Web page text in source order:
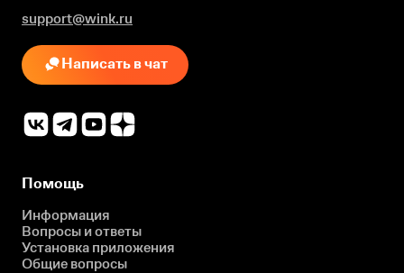
support@wink.ru
Написать в чат
Помощь
Информация
Вопросы и ответы
Установка приложения
Общие вопросы